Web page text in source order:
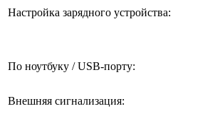
Настройка зарядного устройства:
По ноутбуку / USB-порту:
Внешняя сигнализация: